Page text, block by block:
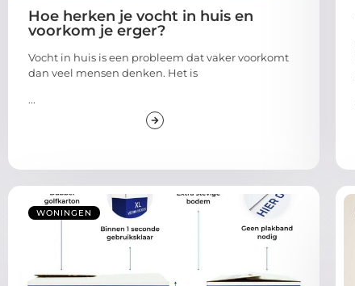
Hoe herken je vocht in huis en
voorkom je erger?
Vocht in huis is een probleem dat vaker voorkomt
dan veel mensen denken. Het is
...
WONINGEN